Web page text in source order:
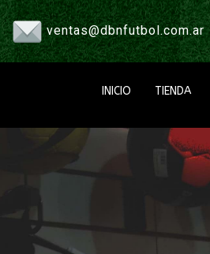
ventas@dbnfutbol.com.ar
INICIO TIENDA